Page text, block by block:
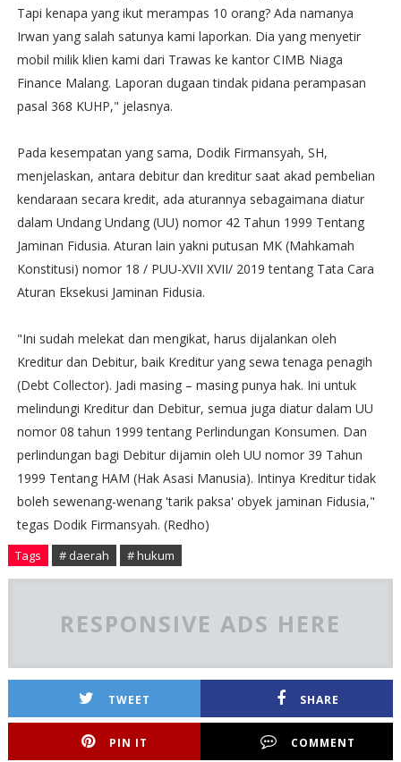
Tapi kenapa yang ikut merampas 10 orang? Ada namanya
Irwan yang salah satunya kami laporkan. Dia yang menyetir
mobil milik klien kami dari Trawas ke kantor CIMB Niaga
Finance Malang. Laporan dugaan tindak pidana perampasan
pasal 368 KUHP," jelasnya.
Pada kesempatan yang sama, Dodik Firmansyah, SH,
menjelaskan, antara debitur dan kreditur saat akad pembelian
kendaraan secara kredit, ada aturannya sebagaimana diatur
dalam Undang Undang (UU) nomor 42 Tahun 1999 Tentang
Jaminan Fidusia. Aturan lain yakni putusan MK (Mahkamah
Konstitusi) nomor 18 / PUU-XVII XVII/ 2019 tentang Tata Cara
Aturan Eksekusi Jaminan Fidusia.
"Ini sudah melekat dan mengikat, harus dijalankan oleh
Kreditur dan Debitur, baik Kreditur yang sewa tenaga penagih
(Debt Collector). Jadi masing – masing punya hak. Ini untuk
melindungi Kreditur dan Debitur, semua juga diatur dalam UU
nomor 08 tahun 1999 tentang Perlindungan Konsumen. Dan
perlindungan bagi Debitur dijamin oleh UU nomor 39 Tahun
1999 Tentang HAM (Hak Asasi Manusia). Intinya Kreditur tidak
boleh sewenang-wenang 'tarik paksa' obyek jaminan Fidusia,"
tegas Dodik Firmansyah. (Redho)
Tags # daerah # hukum
RESPONSIVE ADS HERE
TWEET SHARE
PIN IT COMMENT